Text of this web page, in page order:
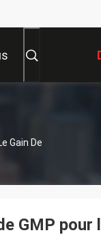
Gain De
GMP pour